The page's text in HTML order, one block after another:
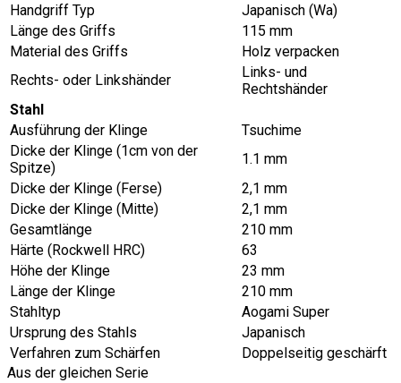
Handgriff Typ
Japanisch (Wa)
Länge des Griffs
115 mm
Material des Griffs
Holz verpacken
Rechts- oder Linkshänder
Links- und
Rechtshänder
Stahl
Ausführung der Klinge
Tsuchime
Dicke der Klinge (1cm von der
Spitze)
1.1 mm
Dicke der Klinge (Ferse)
2,1 mm
Dicke der Klinge (Mitte)
2,1 mm
Gesamtlänge
210 mm
Härte (Rockwell HRC)
63
Höhe der Klinge
23 mm
Länge der Klinge
210 mm
Stahltyp
Aogami Super
Ursprung des Stahls
Japanisch
Verfahren zum Schärfen
Doppelseitig geschärft
Aus der gleichen Serie